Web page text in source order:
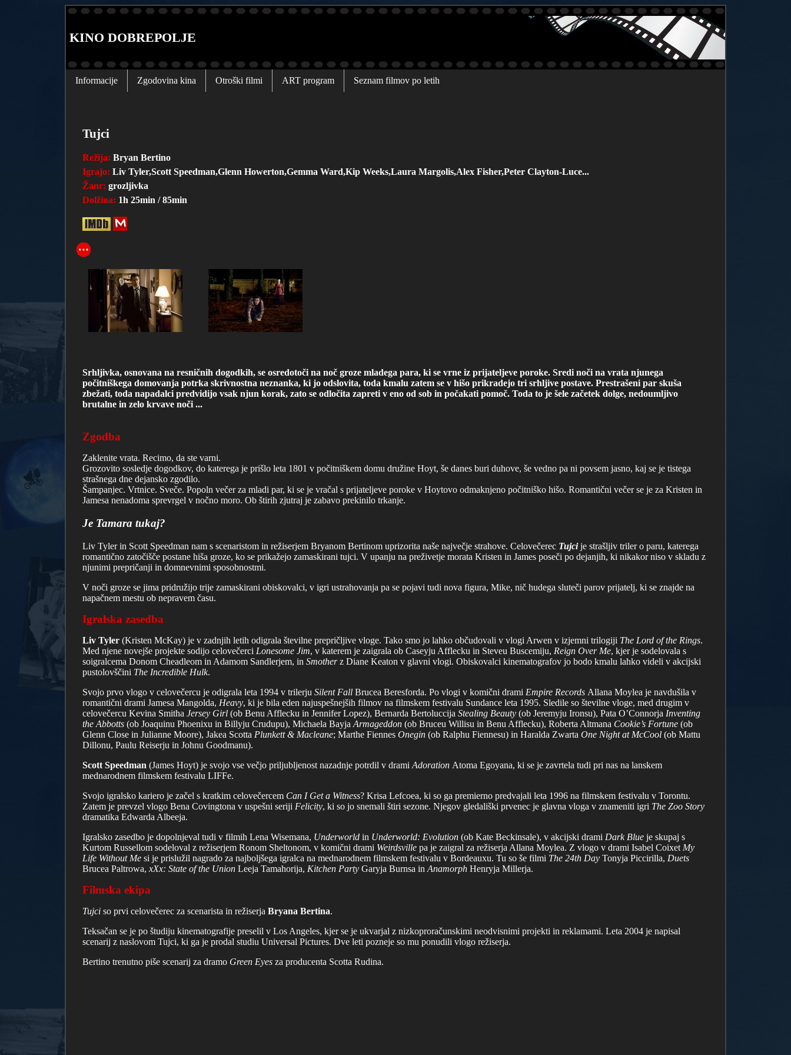
KINO DOBREPOLJE
Informacije Zgodovina kina Otroški filmi ART program Seznam filmov po letih
Tujci
Režija: Bryan Bertino
Igrajo: Liv Tyler,Scott Speedman,Glenn Howerton,Gemma Ward,Kip Weeks,Laura Margolis,Alex Fisher,Peter Clayton-Luce...
Žanr: grozljivka
Dolžina: 1h 25min / 85min
Srhljivka, osnovana na resničnih dogodkih, se osredotoči na noč groze mladega para, ki se vrne iz prijateljeve poroke. Sredi noči na vrata njunega
počitniškega domovanja potrka skrivnostna neznanka, ki jo odslovita, toda kmalu zatem se v hišo prikradejo tri srhljive postave. Prestrašeni par skuša
zbežati, toda napadalci predvidijo vsak njun korak, zato se odločita zapreti v eno od sob in počakati pomoč. Toda to je šele začetek dolge, nedoumljivo
brutalne in zelo krvave noči ...
Zgodba
Zaklenite vrata. Recimo, da ste varni.
Grozovito sosledje dogodkov, do katerega je prišlo leta 1801 v počitniškem domu družine Hoyt, še danes buri duhove, še vedno pa ni povsem jasno, kaj se je tistega
strašnega dne dejansko zgodilo.
Šampanjec. Vrtnice. Sveče. Popoln večer za mladi par, ki se je vračal s prijateljeve poroke v Hoytovo odmaknjeno počitniško hišo. Romantični večer se je za Kristen in
Jamesa nenadoma sprevrgel v nočno moro. Ob štirih zjutraj je zabavo prekinilo trkanje.
Je Tamara tukaj?
Liv Tyler in Scott Speedman nam s scenaristom in režiserjem Bryanom Bertinom uprizorita naše največje strahove. Celovečerec Tujcije strašljiv triler o paru, katerega
romantično zatočišče postane hiša groze, ko se prikažejo zamaskirani tujci. V upanju na preživetje morata Kristen in James poseči po dejanjih, ki nikakor niso v skladu z
njunimi prepričanji in domnevnimi sposobnostmi.
V noči groze se jima pridružijo trije zamaskirani obiskovalci, v igri ustrahovanja pa se pojavi tudi nova figura, Mike, nič hudega sluteči parov prijatelj, ki se znajde na
napačnem mestu ob nepravem času.
Igralska zasedba
Liv Tyler (Kristen McKay) je v zadnjih letih odigrala številne prepričljive vloge. Tako smo jo lahko občudovali v vlogi Arwen v izjemni trilogiji The Lord of the Rings.
Med njene novejše projekte sodijo celovečerci Lonesome Jim, v katerem je zaigrala ob Caseyju Afflecku in Steveu Buscemiju, Reign Over Me, kjer je sodelovala s
soigralcema Donom Cheadleom in Adamom Sandlerjem, in Smotherz Diane Keaton v glavni vlogi. Obiskovalci kinematografov jo bodo kmalu lahko videli v akcijski
pustolovščini The Incredible Hulk.
Svojo prvo vlogo v celovečercu je odigrala leta 1994 v trilerju Silent Fall Brucea Beresforda. Po vlogi v komični drami Empire Records Allana Moylea je navdušila v
romantični drami Jamesa Mangolda, Heavy, ki je bila eden najuspešnejših filmov na filmskem festivalu Sundance leta 1995. Sledile so številne vloge, med drugim v
celovečercu Kevina Smitha Jersey Girl (ob Benu Afflecku in Jennifer Lopez), Bernarda Bertoluccija Stealing Beauty (ob Jeremyju Ironsu), Pata O’Connorja Inventing
the Abbotts (ob Joaquinu Phoenixu in Billyju Crudupu), Michaela Bayja Armageddon (ob Bruceu Willisu in Benu Afflecku), Roberta Altmana Cookie’s Fortune (ob
Glenn Close in Julianne Moore), Jakea Scotta Plunkett & Macleane; Marthe Fiennes Onegin (ob Ralphu Fiennesu) in Haralda Zwarta One Night at McCool (ob Mattu
Dillonu, Paulu Reiserju in Johnu Goodmanu).
Scott Speedman (James Hoyt) je svojo vse večjo priljubljenost nazadnje potrdil v drami Adoration Atoma Egoyana, ki se je zavrtela tudi pri nas na lanskem
mednarodnem filmskem festivalu LIFFe.
Svojo igralsko kariero je začel s kratkim celovečercem Can I Get a Witness? Krisa Lefcoea, ki so ga premierno predvajali leta 1996 na filmskem festivalu v Torontu.
Zatem je prevzel vlogo Bena Covingtona v uspešni seriji Felicity, ki so jo snemali štiri sezone. Njegov gledališki prvenec je glavna vloga v znameniti igri The Zoo Story
dramatika Edwarda Albeeja.
Igralsko zasedbo je dopolnjeval tudi v filmih Lena Wisemana, Underworld in Underworld: Evolution (ob Kate Beckinsale), v akcijski drami Dark Blue je skupaj s
Kurtom Russellom sodeloval z režiserjem Ronom Sheltonom, v komični drami Weirdsville pa je zaigral za režiserja Allana Moylea. Z vlogo v drami Isabel Coixet My
Life Without Me si je prislužil nagrado za najboljšega igralca na mednarodnem filmskem festivalu v Bordeauxu. Tu so še filmi The 24th Day Tonyja Piccirilla, Duets
Brucea Paltrowa, xXx: State of the Union Leeja Tamahorija, Kitchen Party Garyja Burnsa in Anamorph Henryja Millerja.
Filmska ekipa
Tujci so prvi celovečerec za scenarista in režiserja Bryana Bertina.
Teksačan se je po študiju kinematografije preselil v Los Angeles, kjer se je ukvarjal z nizkoproračunskimi neodvisnimi projekti in reklamami. Leta 2004 je napisal
scenarij z naslovom Tujci, ki ga je prodal studiu Universal Pictures. Dve leti pozneje so mu ponudili vlogo režiserja.
Bertino trenutno piše scenarij za dramo Green Eyes za producenta Scotta Rudina.